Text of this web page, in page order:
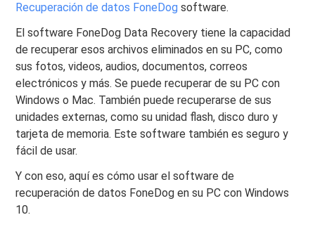
Recuperación de datos FoneDog software.
El software FoneDog Data Recovery tiene la capacidad
de recuperar esos archivos eliminados en su PC, como
sus fotos, videos, audios, documentos, correos
electrónicos y más. Se puede recuperar de su PC con
Windows o Mac. También puede recuperarse de sus
unidades externas, como su unidad flash, disco duro y
tarjeta de memoria. Este software también es seguro y
fácil de usar.
Y con eso, aquí es cómo usar el software de
recuperación de datos FoneDog en su PC con Windows
10.